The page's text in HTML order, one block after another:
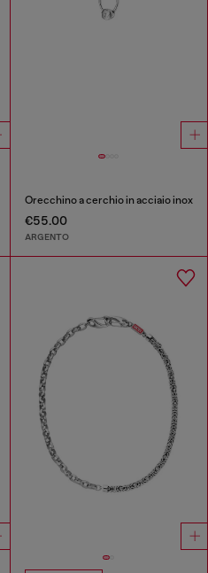
Orecchino a cerchio in acciaio inox
€55.00
ARGENTO